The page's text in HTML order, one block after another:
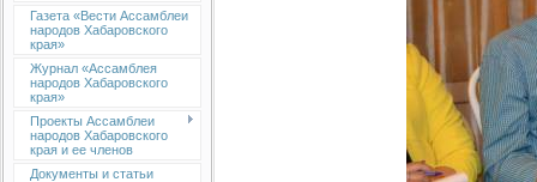
Газета «Вести Ассамблеи
народов Хабаровского
края»
Журнал «Ассамблея
народов Хабаровского
края»
Проекты Ассамблеи
народов Хабаровского
края и ее членов
Документы и статьи